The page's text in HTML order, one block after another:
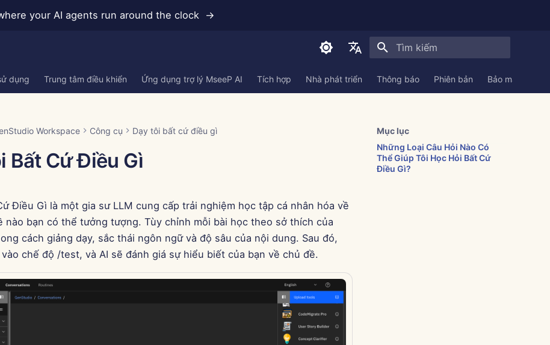
your AI agents run around the clock →
English
Italiano
日本語
Português
Tiếng Việt
简体中文
繁體中文
dụng Trung tâm điều khiển Ứng dụng trợ lý MseeP AI Tích hợp Nhà phát triển Thông báo Phiên bản Bảo mật
Mục lục
Những Loại Câu Hỏi Nào Có
Thể Giúp Tôi Học Hỏi Bất Cứ
Điều Gì?
Workspace Công cụ Dạy tôi bất cứ điều gì
Bất Cứ Điều Gì
Điều Gì là một gia sư LLM cung cấp trải nghiệm học tập cá nhân hóa về
nào bạn có thể tưởng tượng. Tùy chỉnh mỗi bài học theo sở thích của
cách giảng dạy, sắc thái ngôn ngữ và độ sâu của nội dung. Sau đó,
chế độ /test, và AI sẽ đánh giá sự hiểu biết của bạn về chủ đề.